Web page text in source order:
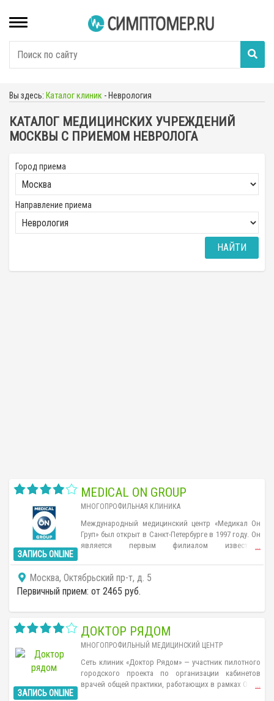
Вы здесь: Каталог клиник - Неврология
КАТАЛОГ МЕДИЦИНСКИХ УЧРЕЖДЕНИЙ
МОСКВЫ С ПРИЕМОМ НЕВРОЛОГА
Город приема
Направление приема
ЗАПИСЬ ONLINE
MEDICAL ON GROUP
МНОГОПРОФИЛЬНАЯ КЛИНИКА
Международный медицинский центр «Медикал Он
Груп» был открыт в Санкт-Петербурге в 1997 году. Он
является первым филиалом известной
В настоящее время медицинская корпорация
«Медикал Он Груп» включает свыше 50 клиник по
всему миру. Из них 26 успешно действуют в
высококачественные медицинские услуги.
...
Москва, Октябрьский пр-т, д. 5
Первичный прием: от 2465 руб.
ЗАПИСЬ ONLINE
ДОКТОР РЯДОМ
МНОГОПРОФИЛЬНЫЙ МЕДИЦИНСКИЙ ЦЕНТР
Сеть клиник «Доктор Рядом» — участник пилотного
городского проекта по организации кабинетов
врачей общей практики, работающих в рамках ОМС,...